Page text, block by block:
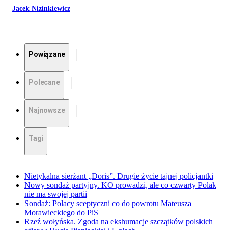
Jacek Nizinkiewicz
Powiązane
Polecane
Najnowsze
Tagi
Nietykalna sierżant „Doris”. Drugie życie tajnej policjantki
Nowy sondaż partyjny. KO prowadzi, ale co czwarty Polak
nie ma swojej partii
Sondaż: Polacy sceptyczni co do powrotu Mateusza
Morawieckiego do PiS
Rzeź wołyńska. Zgoda na ekshumacje szczątków polskich